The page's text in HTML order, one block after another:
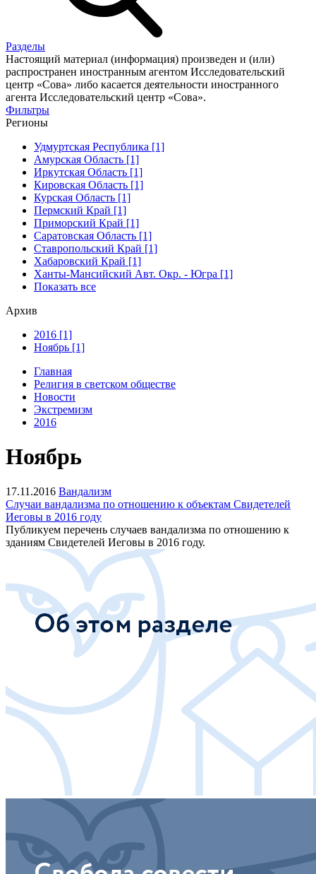
Разделы
Настоящий материал (информация) произведен и (или)
распространен иностранным агентом Исследовательский
центр «Сова» либо касается деятельности иностранного
агента Исследовательский центр «Сова».
Фильтры
Регионы
Удмуртская Республика [1]
Амурская Область [1]
Иркутская Область [1]
Кировская Область [1]
Курская Область [1]
Пермский Край [1]
Приморский Край [1]
Саратовская Область [1]
Ставропольский Край [1]
Хабаровский Край [1]
Ханты-Мансийский Авт. Окр. - Югра [1]
Показать все
Архив
2016 [1]
Ноябрь [1]
Главная
Религия в светском обществе
Новости
Экстремизм
2016
Ноябрь
17.11.2016 Вандализм
Случаи вандализма по отношению к объектам Свидетелей
Иеговы в 2016 году
Публикуем перечень случаев вандализма по отношению к
зданиям Свидетелей Иеговы в 2016 году.